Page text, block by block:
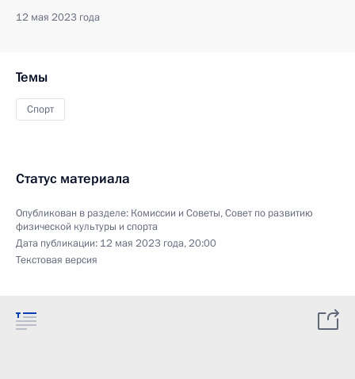
12 мая 2023 года
Темы
Спорт
Статус материала
Опубликован в разделе: Комиссии и Советы,Совет по развитию
физической культуры и спорта
Дата публикации: 12 мая 2023 года, 20:00
Текстовая версия